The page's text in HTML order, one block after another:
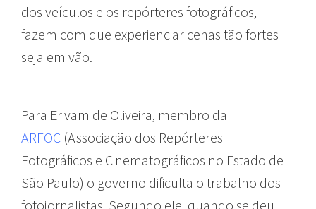
dos veículos e os repórteres fotográficos,
fazem com que experienciar cenas tão fortes
seja em vão.
Para Erivam de Oliveira, membro da
ARFOC (Associação dos Repórteres
Fotográficos e Cinematográficos no Estado de
São Paulo) o governo dificulta o trabalho dos
fotojornalistas. Segundo ele, quando se deu